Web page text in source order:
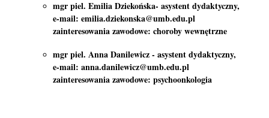
mgr piel. Emilia Dziekońska- asystent dydaktyczny,
e-mail: emilia.dziekonska@umb.edu.pl
zainteresowania zawodowe: choroby wewnętrzne
mgr piel. Anna Danilewicz - asystent dydaktyczny,
e-mail: anna.danilewicz@umb.edu.pl
zainteresowania zawodowe: psychoonkologia